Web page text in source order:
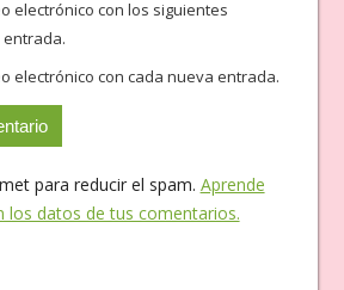
electrónico con los siguientes
electrónico con cada nueva entrada.
para reducir el spam. Aprende
los datos de tus comentarios.